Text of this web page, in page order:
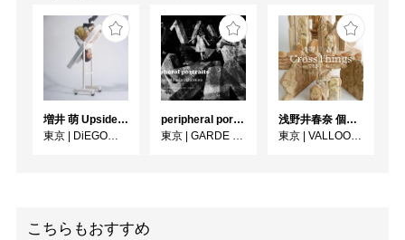
増井 萌 Upside-Down
東京
DiEGO表参道
peripheral portraits
東京
GARDE GALLERY
浅野井春奈 個展「CrossThings」
東京
VALLOON STUDIO SHIBUYA
こちらもおすすめ